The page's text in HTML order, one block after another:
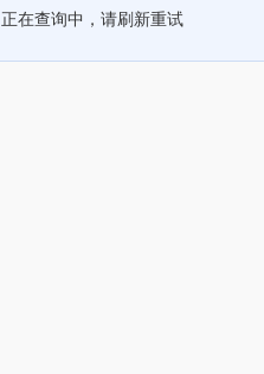
正在查询中，请刷新重试